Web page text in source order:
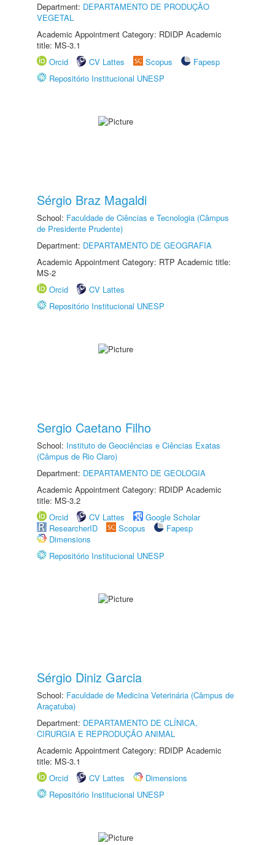
Department: DEPARTAMENTO DE PRODUÇÃO
VEGETAL
Academic Appointment Category: RDIDP Academic
title: MS-3.1
Orcid
CV Lattes Scopus
Fapesp
Repositório Institucional UNESP
Sérgio Braz Magaldi
School: Faculdade de Ciências e Tecnologia (Câmpus
de Presidente Prudente)
Department: DEPARTAMENTO DE GEOGRAFIA
Academic Appointment Category: RTP Academic title:
MS-2
Orcid
CV Lattes
Repositório Institucional UNESP
Sergio Caetano Filho
School: Instituto de Geociências e Ciências Exatas
(Câmpus de Rio Claro)
Department: DEPARTAMENTO DE GEOLOGIA
Academic Appointment Category: RDIDP Academic
title: MS-3.2
Orcid
CV Lattes
Google Scholar
ResearcherID
Scopus
Fapesp
Dimensions
Repositório Institucional UNESP
Sérgio Diniz Garcia
School: Faculdade de Medicina Veterinária (Câmpus de
Araçatuba)
Department: DEPARTAMENTO DE CLÍNICA,
CIRURGIA E REPRODUÇÃO ANIMAL
Academic Appointment Category: RDIDP Academic
title: MS-3.1
Orcid
CV Lattes
Dimensions
Repositório Institucional UNESP